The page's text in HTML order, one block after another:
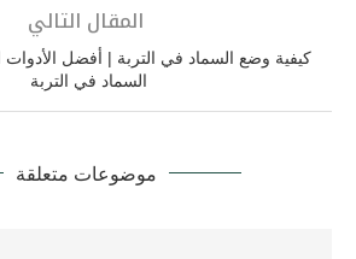
المقال التالي
كيفية وضع السماد في التربة | أفضل
السماد في التربة
موضوعات متعلقة